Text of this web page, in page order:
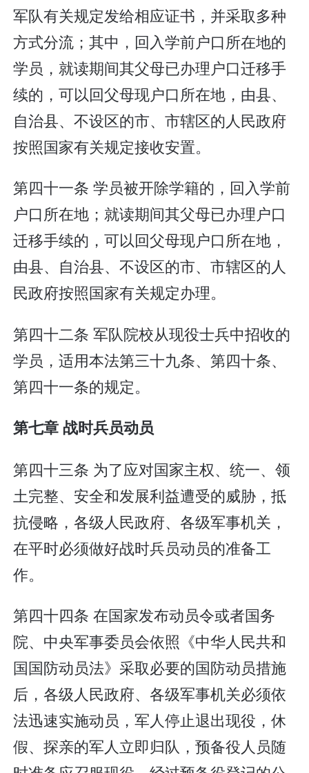
军队有关规定发给相应证书，并采取多种
方式分流；其中，回入学前户口所在地的
学员，就读期间其父母已办理户口迁移手
续的，可以回父母现户口所在地，由县、
自治县、不设区的市、市辖区的人民政府
按照国家有关规定接收安置。
第四十一条 学员被开除学籍的，回入学前
户口所在地；就读期间其父母已办理户口
迁移手续的，可以回父母现户口所在地，
由县、自治县、不设区的市、市辖区的人
民政府按照国家有关规定办理。
第四十二条 军队院校从现役士兵中招收的
学员，适用本法第三十九条、第四十条、
第四十一条的规定。
第七章 战时兵员动员
第四十三条 为了应对国家主权、统一、领
土完整、安全和发展利益遭受的威胁，抵
抗侵略，各级人民政府、各级军事机关，
在平时必须做好战时兵员动员的准备工
作。
第四十四条 在国家发布动员令或者国务
院、中央军事委员会依照《中华人民共和
国国防动员法》采取必要的国防动员措施
后，各级人民政府、各级军事机关必须依
法迅速实施动员，军人停止退出现役，休
假、探亲的军人立即归队，预备役人员随